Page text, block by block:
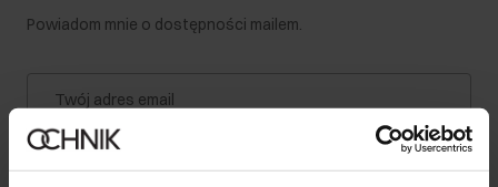
Powiadom mnie o dostępności mailem.
Twój adres email
Powiadom o dostępności